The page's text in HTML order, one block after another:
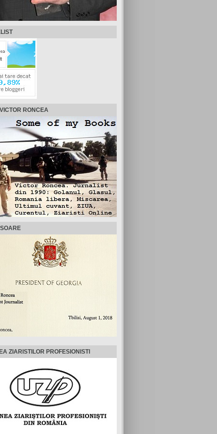
RONCEA
ZIARISTILOR PROFESIONISTI